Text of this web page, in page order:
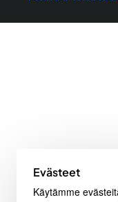
Evästeet
Käytämme